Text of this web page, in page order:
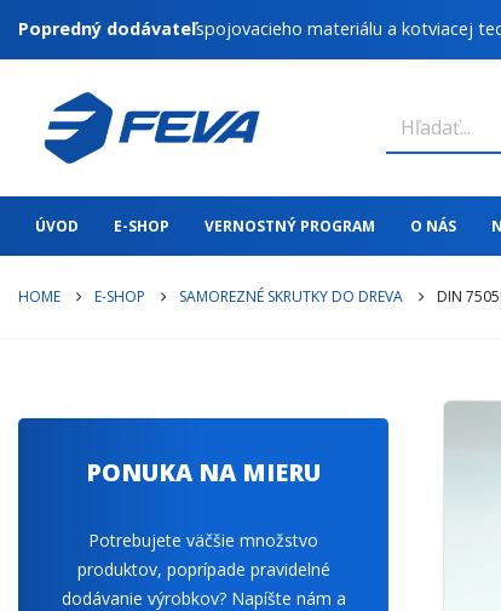
Popredný dodávateľspojovacieho materiálu a kotviacej
ÚVOD E-SHOP VERNOSTNÝ PROGRAM O NÁS
HOME E-SHOP SAMOREZNÉ SKRUTKY DO DREVA DIN
PONUKA NA MIERU
Potrebujete väčšie množstvo
produktov, poprípade pravidelné
dodávanie výrobkov? Napíšte nám a